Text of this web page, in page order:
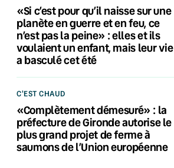
«Si c’est pour qu’il naisse sur une
planète en guerre et en feu, ce
n’est pas la peine» : elles et ils
voulaient un enfant, mais leur vie
a basculé cet été
C'EST CHAUD
«Complètement démesuré» : la
préfecture de Gironde autorise le
plus grand projet de ferme à
saumons de l’Union européenne